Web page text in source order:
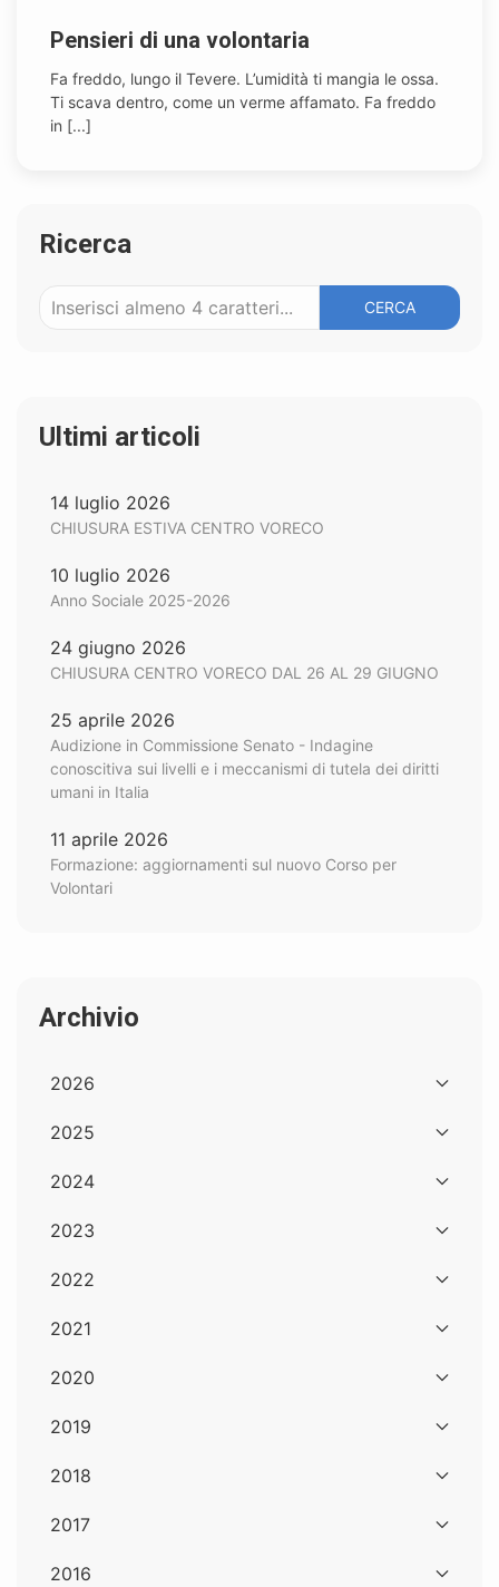
Pensieri di una volontaria
Fa freddo, lungo il Tevere. L’umidità ti mangia le ossa.
Ti scava dentro, come un verme affamato. Fa freddo
in [...]
Ricerca
CERCA
Ultimi articoli
14 luglio 2026
CHIUSURA ESTIVA CENTRO VORECO
10 luglio 2026
Anno Sociale 2025-2026
24 giugno 2026
CHIUSURA CENTRO VORECO DAL 26 AL 29 GIUGNO
25 aprile 2026
Audizione in Commissione Senato - Indagine
conoscitiva sui livelli e i meccanismi di tutela dei diritti
umani in Italia
11 aprile 2026
Formazione: aggiornamenti sul nuovo Corso per
Volontari
Archivio
2026
2025
2024
2023
2022
2021
2020
2019
2018
2017
2016